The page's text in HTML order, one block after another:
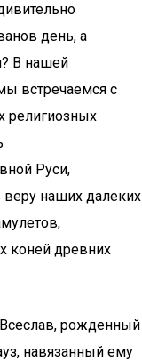
день, а
В нашей
встречаемся с
религиозных
Руси,
веру наших далеких
коней древних
Всеслав, рожденный
навязанный ему